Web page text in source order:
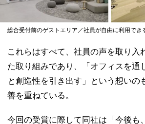
総合受付前のゲストエリア／社員が自由に利用でき
これらはすべて、社員の声を取り入
た取り組みであり、「オフィスを通
と創造性を引き出す」という想いの
善を重ねている。
今回の受賞に際して同社は「今後も